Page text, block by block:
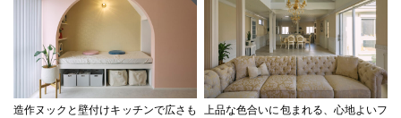
造作ヌックと壁付けキッチンで広さも
上品な色合いに包まれる、心地よいフ